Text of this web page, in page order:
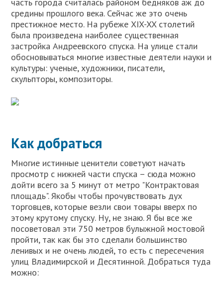
средины прошлого века. Сейчас же это очень
престижное место. На рубеже XIX-XX столетий
была произведена наиболее существенная
застройка Андреевского спуска. На улице стали
обосновываться многие известные деятели науки и
культуры: ученые, художники, писатели,
скульпторы, композиторы.
Как добраться
Многие истинные ценители советуют начать
просмотр с нижней части спуска – сюда можно
дойти всего за 5 минут от метро "Контрактовая
площадь". Якобы чтобы прочувствовать дух
торговцев, которые везли свои товары вверх по
этому крутому спуску. Ну, не знаю. Я бы все же
посоветовал эти 750 метров булыжной мостовой
пройти, так как бы это сделали большинство
ленивых и не очень людей, то есть с пересечения
улиц Владимирской и Десятинной. Добраться туда
можно: